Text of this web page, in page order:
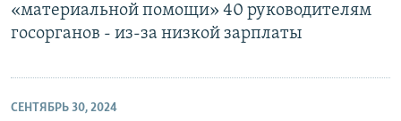
«материальной помощи» 40 руководителям
госорганов - из-за низкой зарплаты
СЕНТЯБРЬ 30, 2024